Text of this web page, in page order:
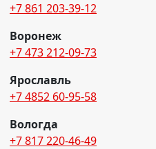
+7 861 203-39-12
Воронеж
+7 473 212-09-73
Ярославль
+7 4852 60-95-58
Вологда
+7 817 220-46-49